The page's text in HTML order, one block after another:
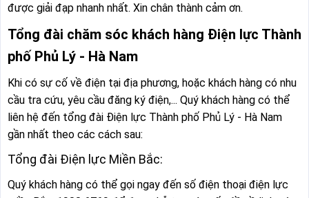
được giải đạp nhanh nhất. Xin chân thành cảm ơn.
Tổng đài chăm sóc khách hàng Điện lực Thành
phố Phủ Lý - Hà Nam
Khi có sự cố về điện tại địa phương, hoặc khách hàng có nhu
cầu tra cứu, yêu cầu đăng ký điện,... Quý khách hàng có thể
liên hệ đến tổng đài Điện lực Thành phố Phủ Lý - Hà Nam
gần nhất theo các cách sau:
Tổng đài Điện lực Miền Bắc:
Quý khách hàng có thể gọi ngay đến số điện thoại điện lực